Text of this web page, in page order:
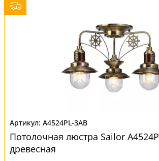
A4524PL-3AB
Потолочная люстра Sailor
древесная